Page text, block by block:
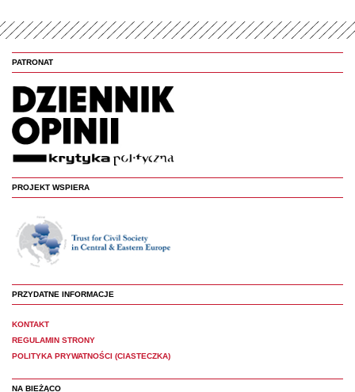
PATRONAT
PROJEKT WSPIERA
PRZYDATNE INFORMACJE
KONTAKT
REGULAMIN STRONY
POLITYKA PRYWATNOŚCI (CIASTECZKA)
NA BIEŻĄCO